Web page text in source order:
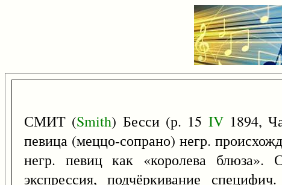
СМИТ (Smith) Бесси (р. 15 IV1894,
певица (меццо-сопрано) негр.
негр. певиц как «королева блюза».
экспрессия, подчёркивание